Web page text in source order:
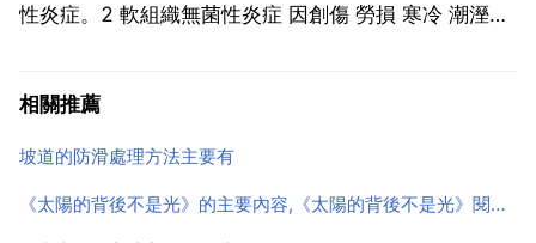
性炎症。2 軟組織無菌性炎症 因創傷 勞損 寒冷 潮溼和
水腫 滲出和纖維組織粘連,從而導致腰腿痛。3 關節性
相關推薦
坡道的防滑處理方法主要有
《太陽的背後不是光》的主要內容,《太陽的背後不是光》閱讀答案